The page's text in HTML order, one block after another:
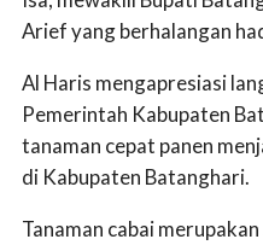
Arief yang berhalangan
Al Haris mengapresiasi
Pemerintah Kabupaten
tanaman cepat panen
di Kabupaten Batanghari.
Tanaman cabai